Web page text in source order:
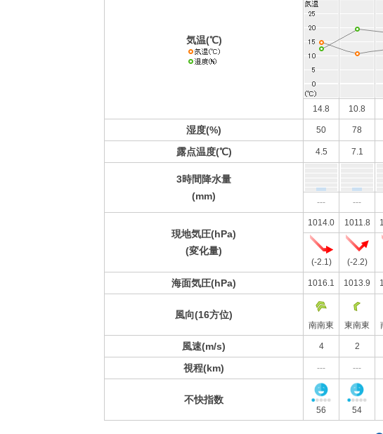
気温(℃)
14.8 10.8
湿度(%) 50 78
露点温度(℃) 4.5 7.1
3時間降水量
(mm)
--- ---
現地気圧(hPa)
(変化量)
1014.0 1011.8
(-2.1) (-2.2)
海面気圧(hPa) 1016.1 1013.9
風向(16方位)
南南東 東南東
風速(m/s) 4 2
視程(km) --- ---
不快指数
56 54